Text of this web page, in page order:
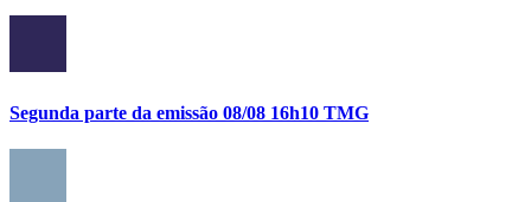
Segunda parte da emissão 08/08 16h10 TMG